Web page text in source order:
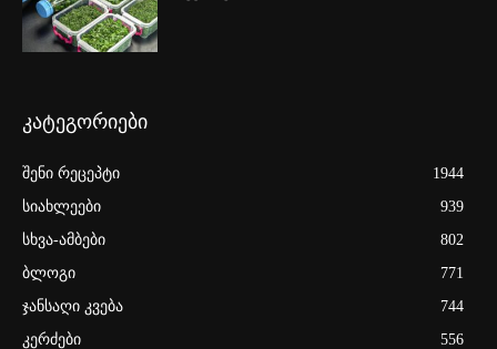
კატეგორიები
შენი რეცეპტი
1944
სიახლეები
939
სხვა-ამბები
802
ბლოგი
771
ჯანსაღი კვება
744
კერძები
556